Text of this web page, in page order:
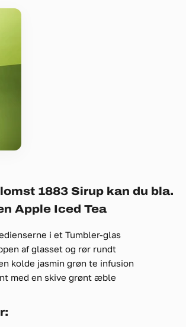
1883 Sirup kan du bla.
Apple Iced Tea
i et Tumbler-glas
af ​​glasset og rør rundt
kolde jasmin grøn te infusion
med en skive grønt æble